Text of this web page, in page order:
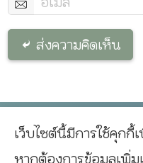
ส่งความคิดเห็น
เว็บไซต์นี้มีการใช้คุกกี้
หากต้องการข้อมูลเพิ่ม